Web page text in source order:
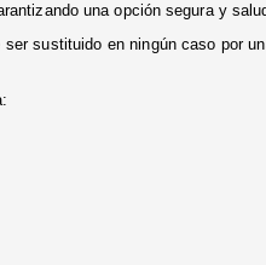
una opción segura y
sustituido en ningún caso por